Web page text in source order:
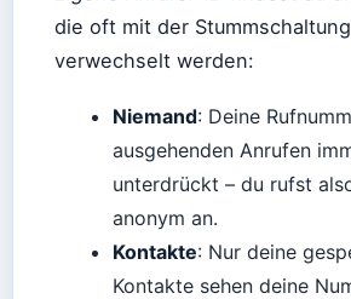
die oft mit der Stummschaltung
verwechselt werden:
Niemand: Deine
ausgehenden Anrufen
unterdrückt – du rufst
anonym an.
Kontakte: Nur deine
Kontakte sehen deine